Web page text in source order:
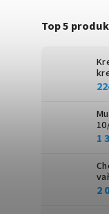
Top 5
1
2